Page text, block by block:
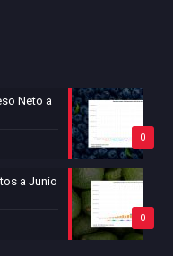
0
Neto a
0
a Junio